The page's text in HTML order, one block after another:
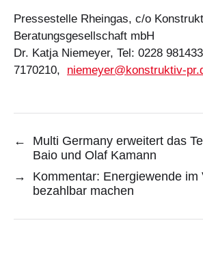
Pressestelle Rheingas, c/o
Beratungsgesellschaft mbH
Dr. Katja Niemeyer, Tel: 0228
7170210, niemeyer@konstruktiv-
←
Multi Germany erweitert das
Baio und Olaf Kamann
→
Kommentar: Energiewende im
bezahlbar machen